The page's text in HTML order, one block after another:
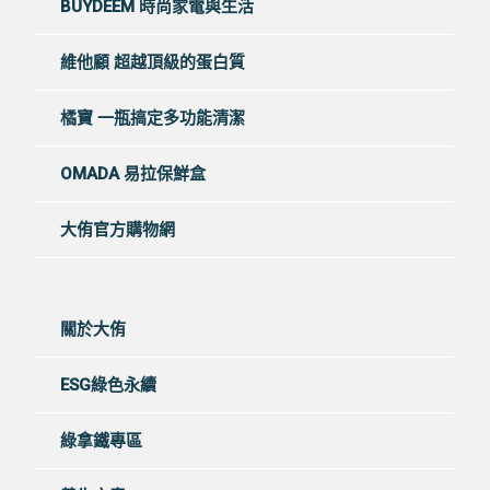
Vitaway 淨水器
BUYDEEM 時尚家電與生活
維他顧 超越頂級的蛋白質
橘寶 一瓶搞定多功能清潔
OMADA 易拉保鮮盒
關於大侑
ESG綠色永續